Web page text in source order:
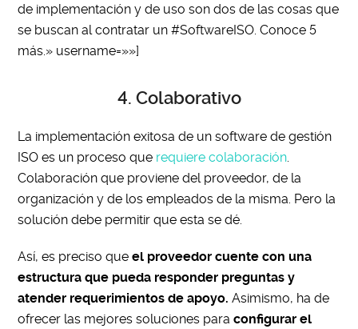
de implementación y de uso son dos de las cosas que
se buscan al contratar un #SoftwareISO. Conoce 5
más.» username=»»]
4. Colaborativo
La implementación exitosa de un software de gestión
ISO es un proceso que requiere colaboración
Colaboración que proviene del proveedor, de la
organización y de los empleados de la misma. Pero la
solución debe permitir que esta se dé.
Así, es preciso queel proveedor cuente con una
estructura que pueda responder preguntas y
atender requerimientos de apoyo.Asimismo, ha de
ofrecer las mejores soluciones paraconfigurar el